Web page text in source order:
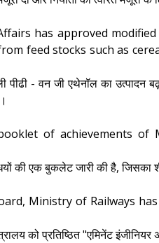
has approved
feed stocks such as
पीढी - वन जी एथेनॉल का
of achievements
की एक बुकलेट जारी की है, जिसका
Ministry of Railways
को प्रतिष्ठित "एमिनेंट इंजीनियर